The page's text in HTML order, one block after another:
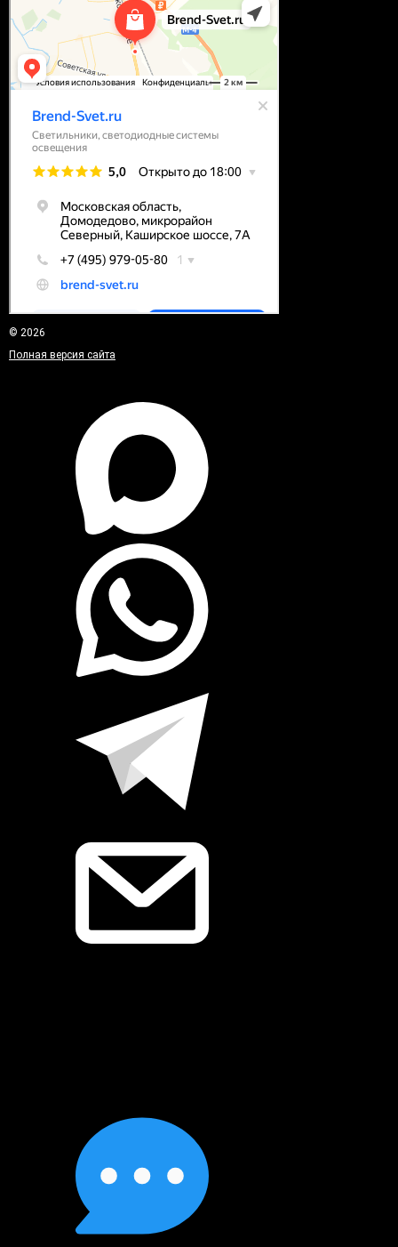
© 2026
Полная версия сайта